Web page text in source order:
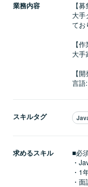
業務内容
【
大手
てお
【
大手
【
言語
スキルタグ
求めるスキル
■必
・
・1
・